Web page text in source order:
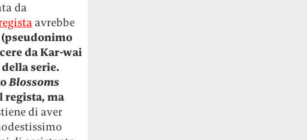
da
avrebbe
(pseudonimo
da Kar-wai
serie.
Blossoms
ma
di aver